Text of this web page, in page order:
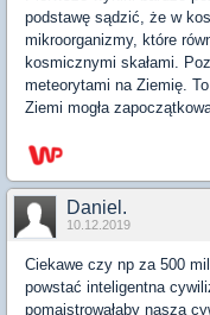
podstawę sądzić, że w
mikroorganizmy, które
kosmicznymi skałami.
meteorytami na Ziemię.
Ziemi mogła
Daniel.
10.12.2019
Ciekawe czy np za 500
powstać inteligentna
pomajstrowałaby nasza